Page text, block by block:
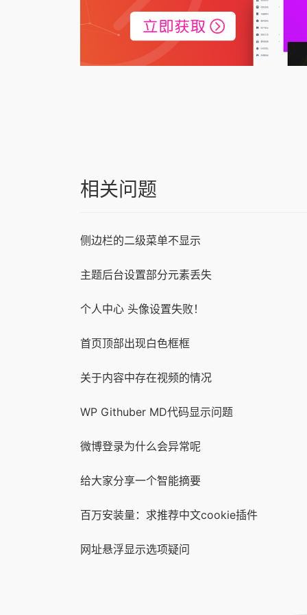
相关问题
侧边栏的二级菜单不显示
主题后台设置部分元素丢失
个人中心 头像设置失败！
首页顶部出现白色框框
关于内容中存在视频的情况
WP Githuber MD代码显示问题
微博登录为什么会异常呢
给大家分享一个智能摘要
百万安装量：求推荐中文cookie插件
网址悬浮显示选项疑问